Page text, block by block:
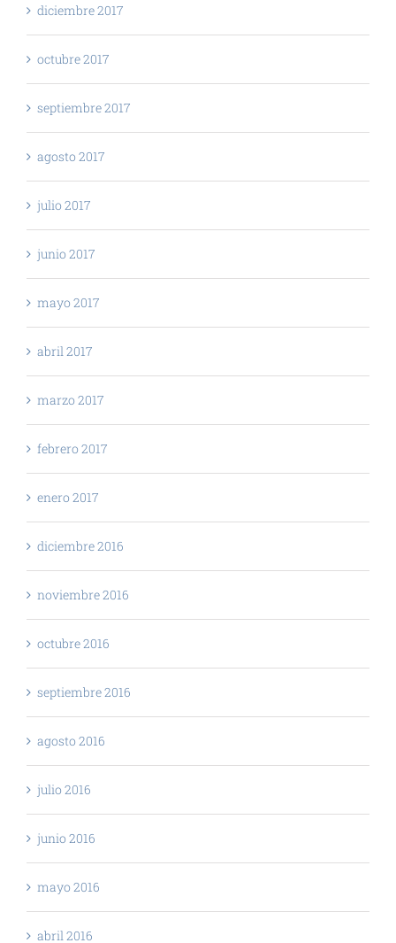
diciembre 2017
octubre 2017
septiembre 2017
agosto 2017
julio 2017
junio 2017
mayo 2017
abril 2017
marzo 2017
febrero 2017
enero 2017
diciembre 2016
noviembre 2016
octubre 2016
septiembre 2016
agosto 2016
julio 2016
junio 2016
mayo 2016
abril 2016